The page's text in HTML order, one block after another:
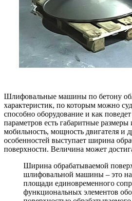
Шлифовальные машины по бетону
характеристик, по которым можно
способно оборудование и как
параметров есть габаритные
мобильность, мощность двигателя и
особенностей выступает ширина
поверхности. Величина может
Ширина обрабатываемой
шлифовальной машины – это
площади единовременного
функциональных элементов